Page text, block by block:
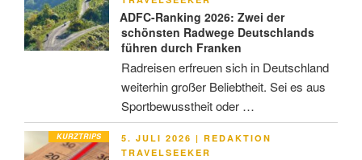
ADFC-Ranking 2026: Zwei der
schönsten Radwege Deutschlands
führen durch Franken
Radreisen erfreuen sich in Deutschland
weiterhin großer Beliebtheit. Sei es aus
Sportbewusstheit oder …
KURZTRIPS
VERÖFFENTLICHT
AM
5. JULI 2026 | REDAKTION
TRAVELSEEKER